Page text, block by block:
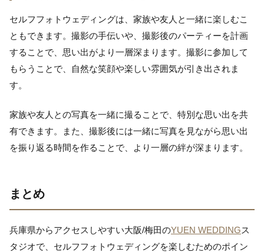
セルフフォトウェディングは、家族や友人と一緒に楽しむこ
ともできます。撮影の手伝いや、撮影後のパーティーを計画
することで、思い出がより一層深まります。撮影に参加して
もらうことで、自然な笑顔や楽しい雰囲気が引き出されま
す。
家族や友人との写真を一緒に撮ることで、特別な思い出を共
有できます。また、撮影後には一緒に写真を見ながら思い出
を振り返る時間を作ることで、より一層の絆が深まります。
まとめ
兵庫県からアクセスしやすい大阪/梅田のYUEN WEDDINGス
タジオで、セルフフォトウェディングを楽しむためのポイン